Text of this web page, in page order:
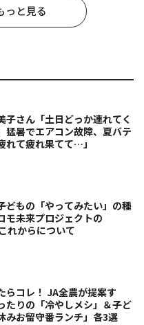
っと見る
子さん「土日どっか連れてく
猛暑でエアコン故障、夏バテ
れて疲れ果てて…」
どもの「やってみたい」の種
モ未来プロジェクトの
れからについて
らコレ！ JA全農が提案す
たりの「冷やしメシ」＆子ど
みお留守番ランチ」各3選